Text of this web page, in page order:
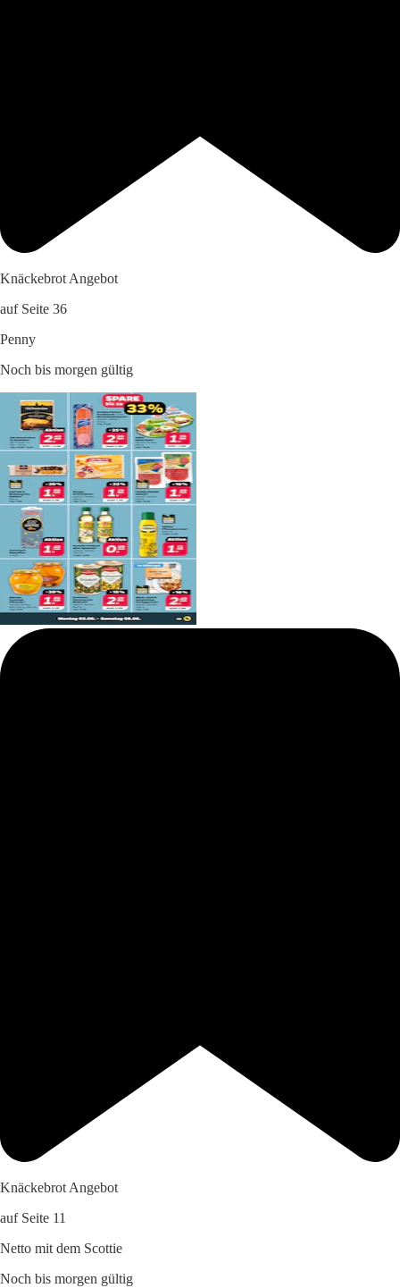
Knäckebrot Angebot
auf Seite 36
Penny
Noch bis morgen gültig
Knäckebrot Angebot
auf Seite 11
Netto mit dem Scottie
Noch bis morgen gültig